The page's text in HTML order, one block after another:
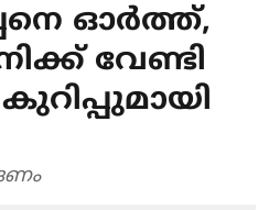
ഓർത്ത്,
വേണ്ടി